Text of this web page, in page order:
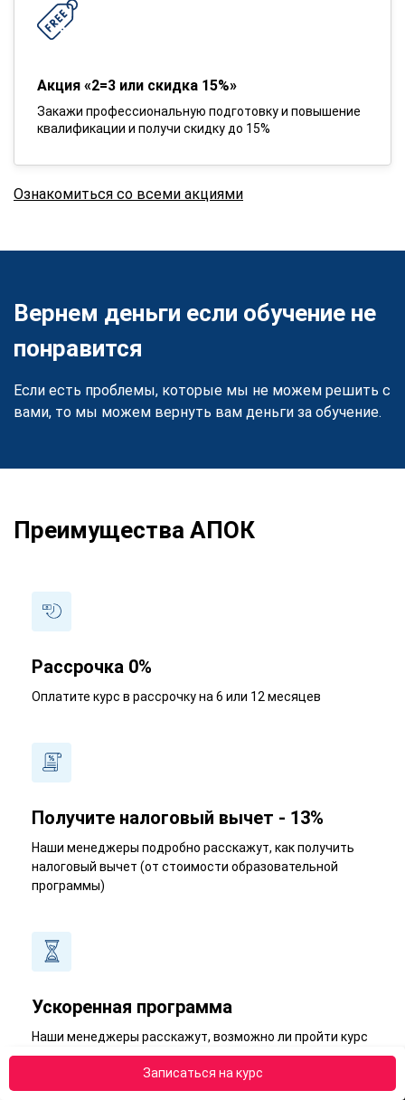
Записаться на курс
Акция «2=3 или скидка 15%»
Закажи профессиональную подготовку и повышение
квалификации и получи скидку до 15%
Ознакомиться со всеми акциями
Вернем деньги если обучение не
понравится
Если есть проблемы, которые мы не можем решить с
вами, то мы можем вернуть вам деньги за обучение.
Преимущества АПОК
Рассрочка 0%
Оплатите курс в рассрочку на 6 или 12 месяцев
Получите налоговый вычет - 13%
Наши менеджеры подробно расскажут, как получить
налоговый вычет (от стоимости образовательной
программы)
Ускоренная программа
Наши менеджеры расскажут, возможно ли пройти курс
в короткий срок